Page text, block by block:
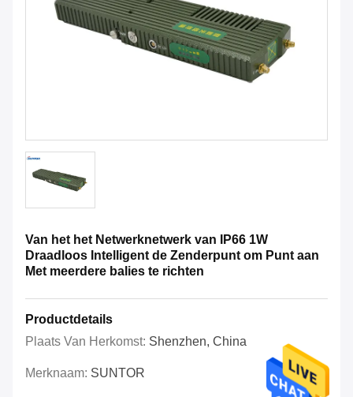
Van het het Netwerknetwerk van IP66 1W
Draadloos Intelligent de Zenderpunt om Punt aan
Met meerdere balies te richten
Productdetails
Plaats Van Herkomst: Shenzhen, China
Merknaam: SUNTOR